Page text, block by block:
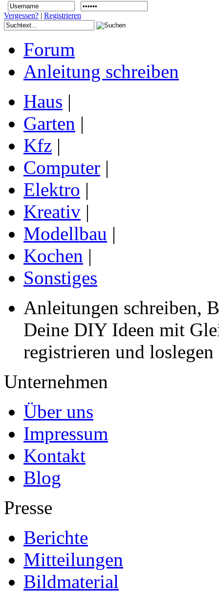
Vergessen? | Registrieren
Forum
Anleitung schreiben
Haus |
Garten |
Kfz |
Computer |
Elektro |
Kreativ |
Modellbau |
Kochen |
Sonstiges
Anleitungen schreiben,
Deine DIY Ideen mit
registrieren und loslegen
Unternehmen
Über uns
Impressum
Kontakt
Blog
Presse
Berichte
Mitteilungen
Bildmaterial